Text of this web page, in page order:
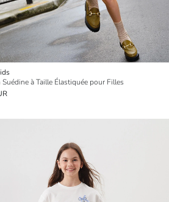
Suédine à Taille Élastiquée pour Filles